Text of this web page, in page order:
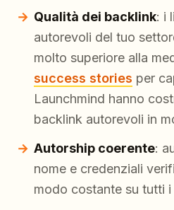
Qualità dei backlink: i
autorevoli del tuo
molto superiore alla
success stories per
Launchmind hanno
backlink autorevoli in
Autorship coerente:
nome e credenziali
modo costante su tutti